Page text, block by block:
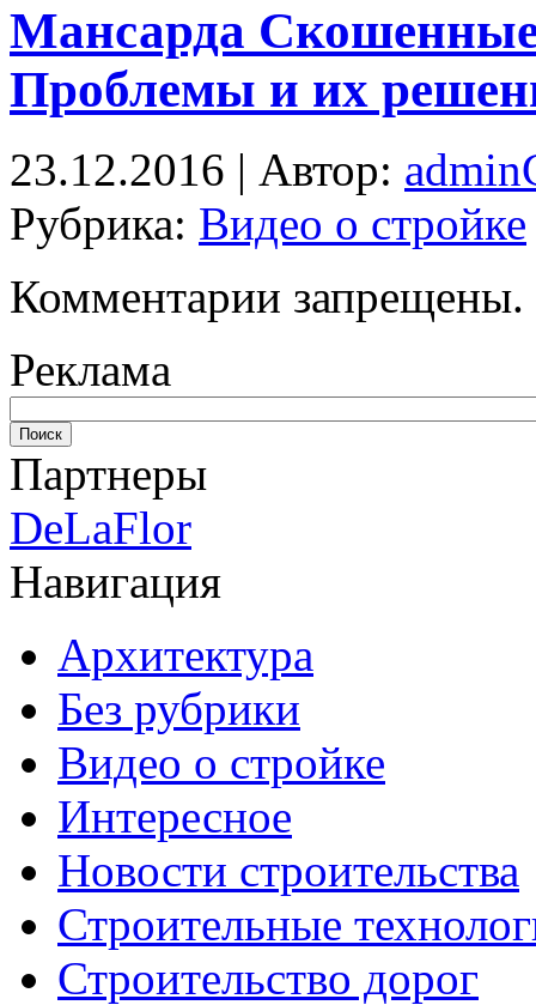
Мансарда
Проблемы и их
23.12.2016 | Автор:
Рубрика: Видео о стройке
Комментарии запрещены.
Реклама
Партнеры
DeLaFlor
Навигация
Архитектура
Без рубрики
Видео о стройке
Интересное
Новости строительства
Строительные
Строительство дорог